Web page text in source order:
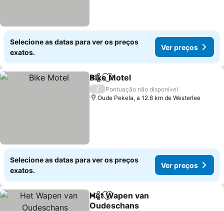
Selecione as datas para ver os preços
exatos.
Ver preços
PartilharAdicionar aos favoritos
Bike Motel
/
Pontuação não disponível
Oude Pekela, a 12.6 km de Westerlee
Selecione as datas para ver os preços
exatos.
Ver preços
PartilharAdicionar aos favoritos
Het Wapen van
Oudeschans